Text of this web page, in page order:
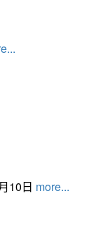
10日 more...